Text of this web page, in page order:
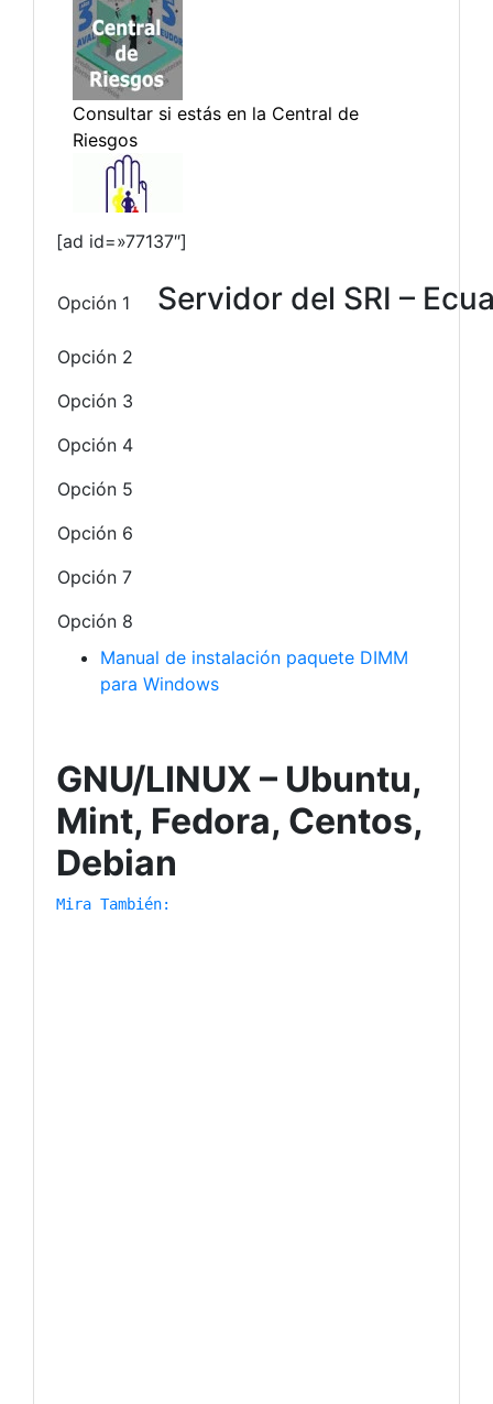
[ad id=»77137″]
Opción 1 Servidor del SRI –
Opción 2
Opción 3
Opción 4
Opción 5
Opción 6
Opción 7
Opción 8
Manual de instalación paquete DIMM
para Windows
GNU/LINUX – Ubuntu,
Mint, Fedora, Centos,
Debian
Mira También: